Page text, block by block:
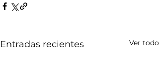
Entradas recientes Ver todo